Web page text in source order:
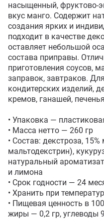
насыщенный, фруктово-
вкус манго. Содержит
создания ярких и
подходит в качестве
оставляет небольшой
состава приправы.
приготовления соусов,
заправок, завтраков.
кондитерских изделий,
кремов, ганашей,
• Упаковка —
• Масса нетто — 260 гр
• Состав: декстроза,
мальтодекстрин),
натуральный
и лимона
• Срок годности — 24
• Хранить при
• Пищевая ценность в
жиры — 0,2 гр, углеводы